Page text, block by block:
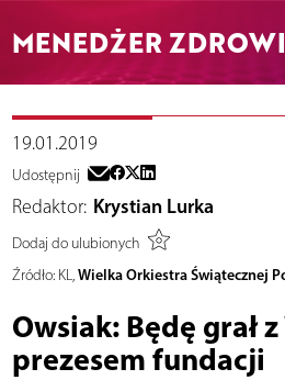
MENEDŻER
19.01.2019
Udostępnij
Redaktor: Krystian Lurka
Dodaj do ulubionych
Źródło:KL,Wielka Orkiestra Świątecznej
Owsiak: Będę grał z
prezesem fundacji